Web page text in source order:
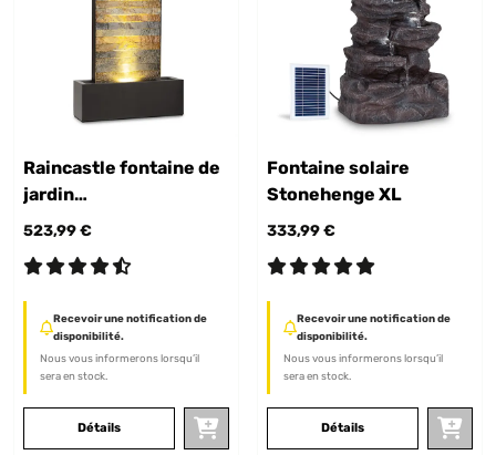
Raincastle fontaine de
jardin
intérieur/extérieur
523,99 €
Recevoir une notification de
disponibilité.
Nous vous informerons lorsqu’il
sera en stock.
Détails
Fontaine solaire
Stonehenge XL
333,99 €
Recevoir une notification de
disponibilité.
Nous vous informerons lorsqu’il
sera en stock.
Détails